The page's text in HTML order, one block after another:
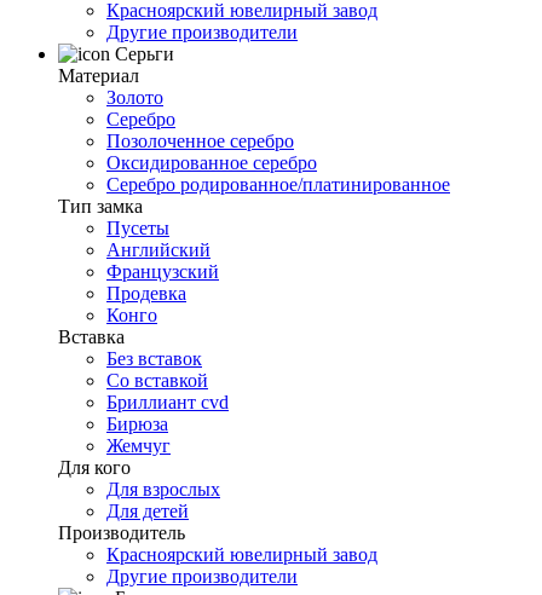
Красноярский ювелирный завод
Другие производители
Серьги
Материал
Золото
Серебро
Позолоченное серебро
Оксидированное серебро
Серебро родированное/платинированное
Тип замка
Пусеты
Английский
Французский
Продевка
Конго
Вставка
Без вставок
Со вставкой
Бриллиант cvd
Бирюза
Жемчуг
Для кого
Для взрослых
Для детей
Производитель
Красноярский ювелирный завод
Другие производители